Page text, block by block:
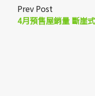
Prev Post
4月預售屋銷量 斷崖